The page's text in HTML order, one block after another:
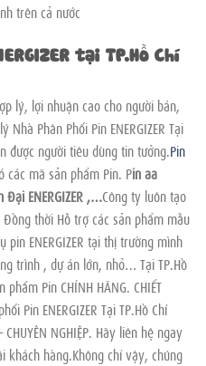
trên cả nước
tại TP.Hồ Chí
lý, lợi nhuận cao cho người bán,
Phân Phối Pin ENERGIZER Tại
được người tiêu dùng tin tưởng.Pin
các mã sản phẩm Pin. Pin aa
Đại ENERGIZER ,…Công ty luôn tạo
thời Hỗ trợ các sản phẩm mẫu
ENERGIZER tại thị trường mình
trình , dự án lớn, nhỏ… Tại TP.Hồ
Pin CHÍNH HÃNG. CHIẾT
Pin ENERGIZER Tại TP.Hồ Chí
NGHIỆP. Hãy liên hệ ngay
khách hàng.Không chỉ vậy, chúng